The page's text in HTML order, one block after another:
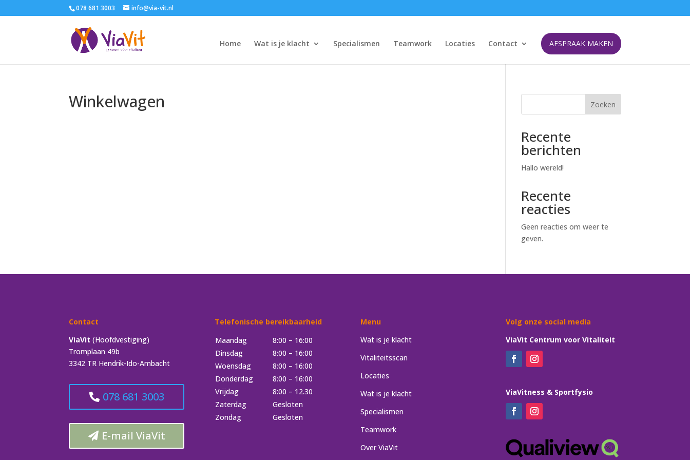
078 681 3003 info@via-vit.nl
Home Wat is je klacht Specialismen Teamwork Locaties Contact AFSPRAAK MAKEN
Winkelwagen Zoeken
Recente
berichten
Hallo wereld!
Recente
reacties
Geen reacties om weer te
geven.
Contact
ViaVit(Hoofdvestiging)
Tromplaan 49b
3342 TR Hendrik-Ido-Ambacht
078 681 3003
E-mail ViaVit
Telefonische bereikbaarheid
Maandag
8:00 – 16:00
Dinsdag
8:00 – 16:00
Woensdag
8:00 – 16:00
Donderdag
8:00 – 16:00
Vrijdag
8:00 – 12.30
Zaterdag
Gesloten
Zondag
Gesloten
Menu
Wat is je klacht
Vitaliteitsscan
Locaties
Wat is je klacht
Specialismen
Teamwork
Over ViaVit
Volg onze social media
ViaVit Centrum voor Vitaliteit
ViaVitness & Sportfysio